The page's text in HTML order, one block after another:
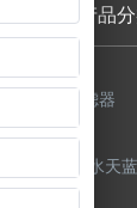
产品
过滤器
深圳市水天